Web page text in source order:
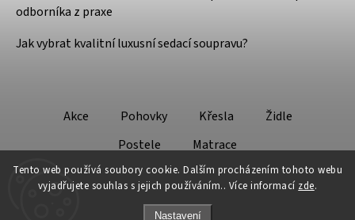
Tento web používá soubory cookie. Dalším procházením tohoto webu
vyjadřujete souhlas s jejich používáním.. Více informací zde.
Nastavení
odborníka z praxe
Jak vybrat kvalitní luxusní sedací soupravu?
Akce Pohovky Křesla
Židle
Postele
Matrace